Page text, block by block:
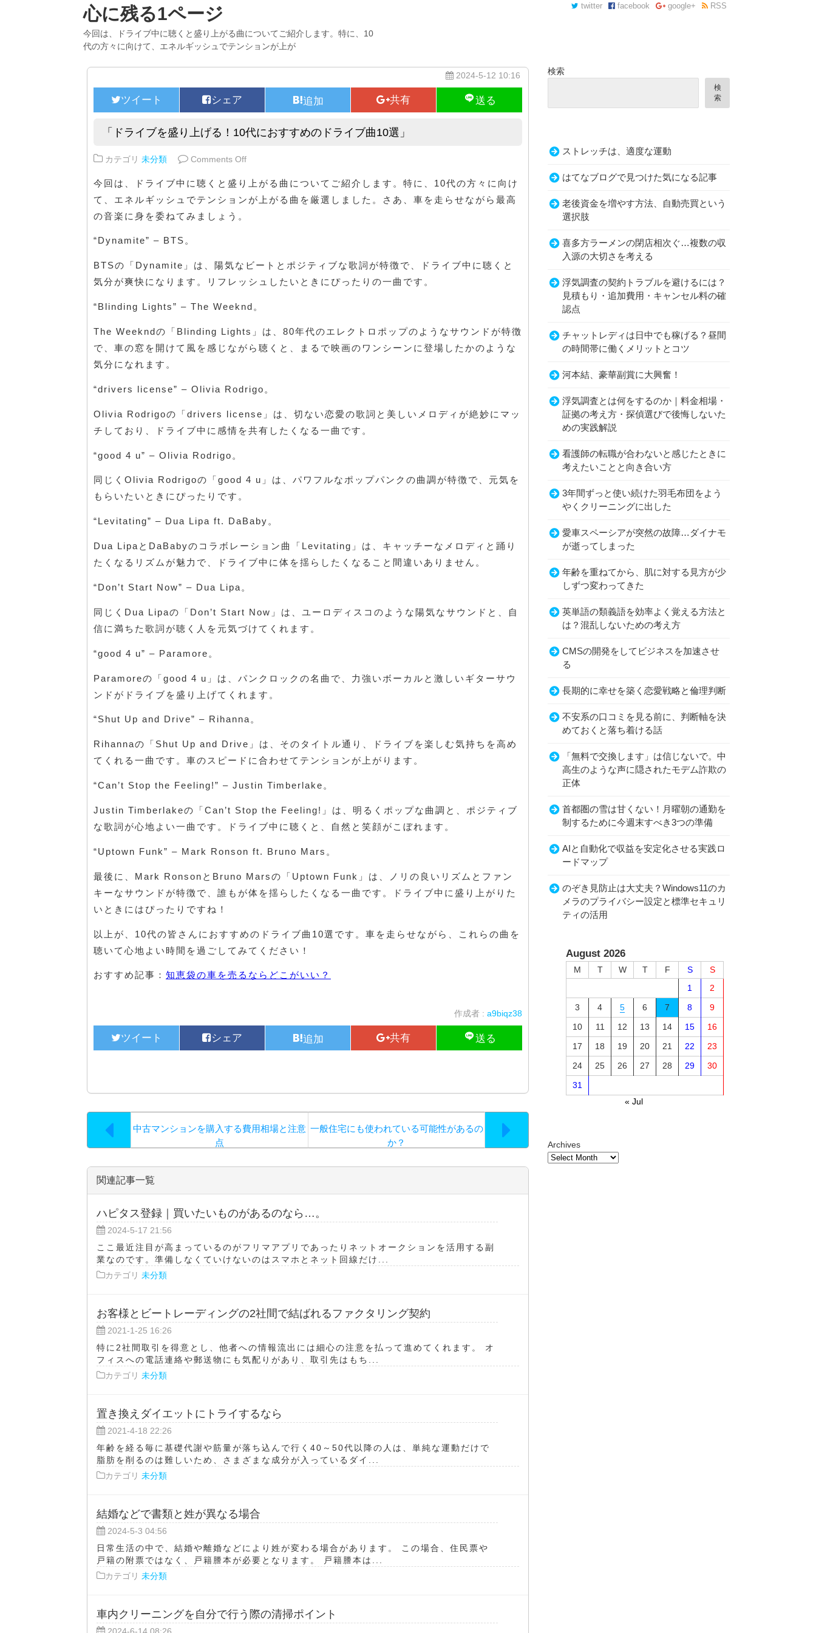
心に残る1ページ
今回は、ドライブ中に聴くと盛り上がる曲についてご紹介します。特に、10
代の方々に向けて、エネルギッシュでテンションが上が
twitter facebook google+ RSS
2024-5-12 10:16
「ドライブを盛り上げる！10代におすすめのドライブ曲10選」
カテゴリ 未分類 Comments Offon 「ドライブを盛り上げる！10代におすすめのドライブ曲10選」
今回は、ドライブ中に聴くと盛り上がる曲についてご紹介します。特に、10代の方々に向け
て、エネルギッシュでテンションが上がる曲を厳選しました。さあ、車を走らせながら最高
の音楽に身を委ねてみましょう。
“Dynamite” – BTS。
BTSの「Dynamite」は、陽気なビートとポジティブな歌詞が特徴で、ドライブ中に聴くと
気分が爽快になります。リフレッシュしたいときにぴったりの一曲です。
“Blinding Lights” – The Weeknd。
The Weekndの「Blinding Lights」は、80年代のエレクトロポップのようなサウンドが特徴
で、車の窓を開けて風を感じながら聴くと、まるで映画のワンシーンに登場したかのような
気分になれます。
“drivers license” – Olivia Rodrigo。
Olivia Rodrigoの「drivers license」は、切ない恋愛の歌詞と美しいメロディが絶妙にマッ
チしており、ドライブ中に感情を共有したくなる一曲です。
“good 4 u” – Olivia Rodrigo。
同じくOlivia Rodrigoの「good 4 u」は、パワフルなポップパンクの曲調が特徴で、元気を
もらいたいときにぴったりです。
“Levitating” – Dua Lipa ft. DaBaby。
Dua LipaとDaBabyのコラボレーション曲「Levitating」は、キャッチーなメロディと踊り
たくなるリズムが魅力で、ドライブ中に体を揺らしたくなること間違いありません。
“Don’t Start Now” – Dua Lipa。
同じくDua Lipaの「Don’t Start Now」は、ユーロディスコのような陽気なサウンドと、自
信に満ちた歌詞が聴く人を元気づけてくれます。
“good 4 u” – Paramore。
Paramoreの「good 4 u」は、パンクロックの名曲で、力強いボーカルと激しいギターサウ
ンドがドライブを盛り上げてくれます。
“Shut Up and Drive” – Rihanna。
Rihannaの「Shut Up and Drive」は、そのタイトル通り、ドライブを楽しむ気持ちを高め
てくれる一曲です。車のスピードに合わせてテンションが上がります。
“Can’t Stop the Feeling!” – Justin Timberlake。
Justin Timberlakeの「Can’t Stop the Feeling!」は、明るくポップな曲調と、ポジティブ
な歌詞が心地よい一曲です。ドライブ中に聴くと、自然と笑顔がこぼれます。
“Uptown Funk” – Mark Ronson ft. Bruno Mars。
最後に、Mark RonsonとBruno Marsの「Uptown Funk」は、ノリの良いリズムとファン
キーなサウンドが特徴で、誰もが体を揺らしたくなる一曲です。ドライブ中に盛り上がりた
いときにはぴったりですね！
以上が、10代の皆さんにおすすめのドライブ曲10選です。車を走らせながら、これらの曲を
聴いて心地よい時間を過ごしてみてください！
おすすめ記事： 知恵袋の車を売るならどこがいい？
作成者 : a9biqz38
中古マンションを購入する費用相場と注意
点
一般住宅にも使われている可能性があるの
か？
関連記事一覧
ハピタス登録｜買いたいものがあるのなら…。
2024-5-17 21:56
ここ最近注目が高まっているのがフリマアプリであったりネットオークションを活用する副
業なのです。準備しなくていけないのはスマホとネット回線だけ...
カテゴリ 未分類
お客様とビートレーディングの2社間で結ばれるファクタリング契約
2021-1-25 16:26
特に2社間取引を得意とし、他者への情報流出には細心の注意を払って進めてくれます。 オ
フィスへの電話連絡や郵送物にも気配りがあり、取引先はもち...
カテゴリ 未分類
置き換えダイエットにトライするなら
2021-4-18 22:26
年齢を経る毎に基礎代謝や筋量が落ち込んで行く40～50代以降の人は、単純な運動だけで
脂肪を削るのは難しいため、さまざまな成分が入っているダイ...
カテゴリ 未分類
結婚などで書類と姓が異なる場合
2024-5-3 04:56
日常生活の中で、結婚や離婚などにより姓が変わる場合があります。 この場合、住民票や
戸籍の附票ではなく、戸籍謄本が必要となります。 戸籍謄本は...
カテゴリ 未分類
車内クリーニングを自分で行う際の清掃ポイント
検索
検
索
ストレッチは、適度な運動
はてなブログで見つけた気になる記事
老後資金を増やす方法、自動売買という
選択肢
喜多方ラーメンの閉店相次ぐ…複数の収
入源の大切さを考える
浮気調査の契約トラブルを避けるには？
見積もり・追加費用・キャンセル料の確
認点
チャットレディは日中でも稼げる？昼間
の時間帯に働くメリットとコツ
河本結、豪華副賞に大興奮！
浮気調査とは何をするのか｜料金相場・
証拠の考え方・探偵選びで後悔しないた
めの実践解説
看護師の転職が合わないと感じたときに
考えたいことと向き合い方
3年間ずっと使い続けた羽毛布団をよう
やくクリーニングに出した
愛車スペーシアが突然の故障…ダイナモ
が逝ってしまった
年齢を重ねてから、肌に対する見方が少
しずつ変わってきた
英単語の類義語を効率よく覚える方法と
は？混乱しないための考え方
CMSの開発をしてビジネスを加速させ
る
長期的に幸せを築く恋愛戦略と倫理判断
不安系の口コミを見る前に、判断軸を決
めておくと落ち着ける話
「無料で交換します」は信じないで。中
高生のような声に隠されたモデム詐欺の
正体
首都圏の雪は甘くない！月曜朝の通勤を
制するために今週末すべき3つの準備
AIと自動化で収益を安定化させる実践ロ
ードマップ
のぞき見防止は大丈夫？Windows11のカ
メラのプライバシー設定と標準セキュリ
ティの活用
August 2026
M T W T F S
S
1
2
3
4 5 6 7 8
9
10
11 12 13 14 15
16
17
18 19 20 21 22
23
24
25 26 27 28 29
30
31
« Jul
Archives